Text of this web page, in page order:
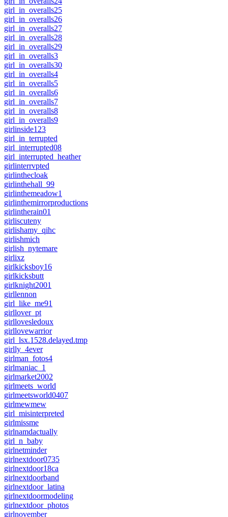
girl_in_overalls25
girl_in_overalls26
girl_in_overalls27
girl_in_overalls28
girl_in_overalls29
girl_in_overalls3
girl_in_overalls30
girl_in_overalls4
girl_in_overalls5
girl_in_overalls6
girl_in_overalls7
girl_in_overalls8
girl_in_overalls9
girlinside123
girl_in_terrupted
girl_interrupted08
girl_interrupted_heather
girlinterrvpted
girlinthecloak
girlinthehall_99
girlinthemeadow1
girlinthemirrorproductions
girlintherain01
girliscuteny
girlishamy_qihc
girlishmich
girlish_nytemare
girlixz
girlkicksboy16
girlkicksbutt
girlknight2001
girllennon
girl_like_me91
girllover_pt
girllovesledoux
girllovewarrior
girl_lsx.1528.delayed.tmp
girlly_4ever
girlman_fotos4
girlmaniac_1
girlmarket2002
girlmeets_world
girlmeetsworld0407
girlmewmew
girl_misinterpreted
girlmissme
girlnamdactually
girl_n_baby
girlnetminder
girlnextdoor0735
girlnextdoor18ca
girlnextdoorband
girlnextdoor_latina
girlnextdoormodeling
girlnextdoor_photos
girlnovember